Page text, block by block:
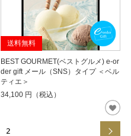
送料無料
BEST GOURMET(ベストグルメ) e-or
der gift メール（SNS）タイプ ＜ベル
ティエ＞
34,100 円（税込）
2